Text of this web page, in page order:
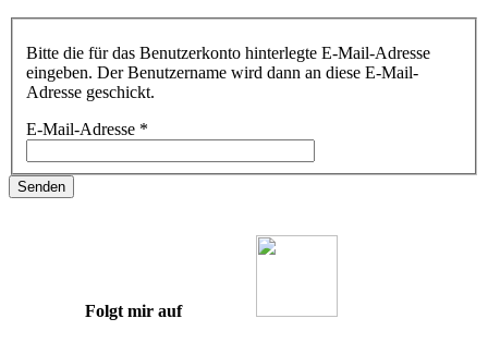
Bitte die für das Benutzerkonto hinterlegte E-Mail-Adresse
eingeben. Der Benutzername wird dann an diese E-Mail-
Adresse geschickt.
E-Mail-Adresse *
Senden
Folgt mir auf